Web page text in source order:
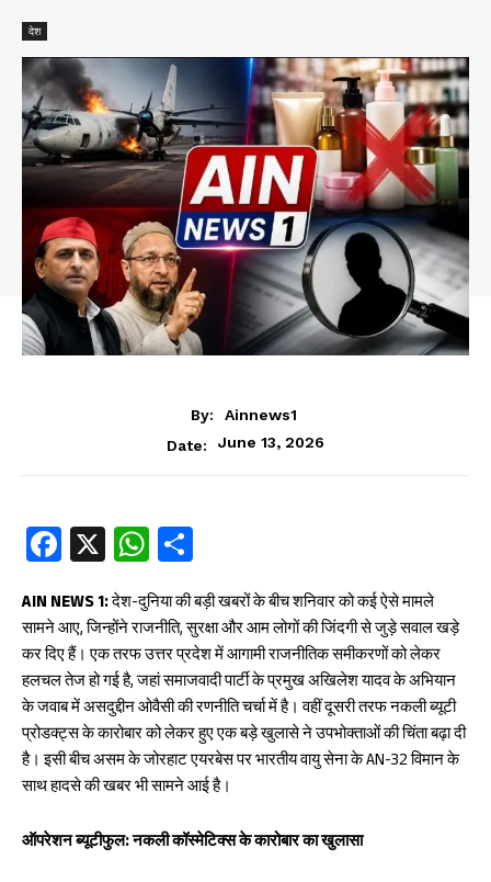
देश
By:
Ainnews1
Date:
June 13, 2026
Fa
ce
b
oo
k
X W
ha
ts
A
p
p
ha
re
AIN NEWS 1:देश-दुनिया की बड़ी खबरों के बीच शनिवार को कई ऐसे मामले
सामने आए, जिन्होंने राजनीति, सुरक्षा और आम लोगों की जिंदगी से जुड़े सवाल खड़े
कर दिए हैं। एक तरफ उत्तर प्रदेश में आगामी राजनीतिक समीकरणों को लेकर
हलचल तेज हो गई है, जहां समाजवादी पार्टी के प्रमुख अखिलेश यादव के अभियान
के जवाब में असदुद्दीन ओवैसी की रणनीति चर्चा में है। वहीं दूसरी तरफ नकली ब्यूटी
प्रोडक्ट्स के कारोबार को लेकर हुए एक बड़े खुलासे ने उपभोक्ताओं की चिंता बढ़ा दी
है। इसी बीच असम के जोरहाट एयरबेस पर भारतीय वायु सेना के AN-32 विमान के
साथ हादसे की खबर भी सामने आई है।
ऑपरेशन ब्यूटीफुल: नकली कॉस्मेटिक्स के कारोबार का खुलासा